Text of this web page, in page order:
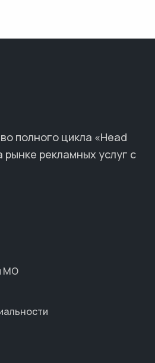
полного цикла «Head
рекламных услуг с
МО